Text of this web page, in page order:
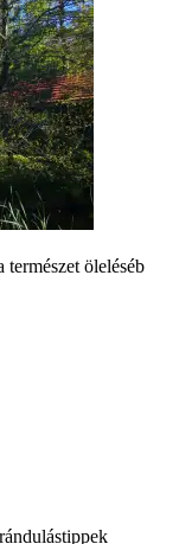
természet öleléséb